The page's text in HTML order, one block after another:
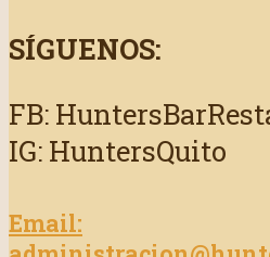
SÍGUENOS:
FB:
IG: HuntersQuito
Email: